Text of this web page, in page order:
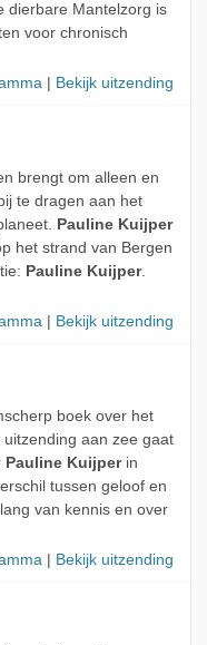
dierbare Mantelzorg is
voor chronisch
Bekijk uitzending
brengt om alleen en
te dragen aan het
Pauline Kuijper
het strand van Bergen
Pauline Kuijper.
Bekijk uitzending
boek over het
aan zee gaat
Pauline Kuijperin
tussen geloof en
van kennis en over
Bekijk uitzending